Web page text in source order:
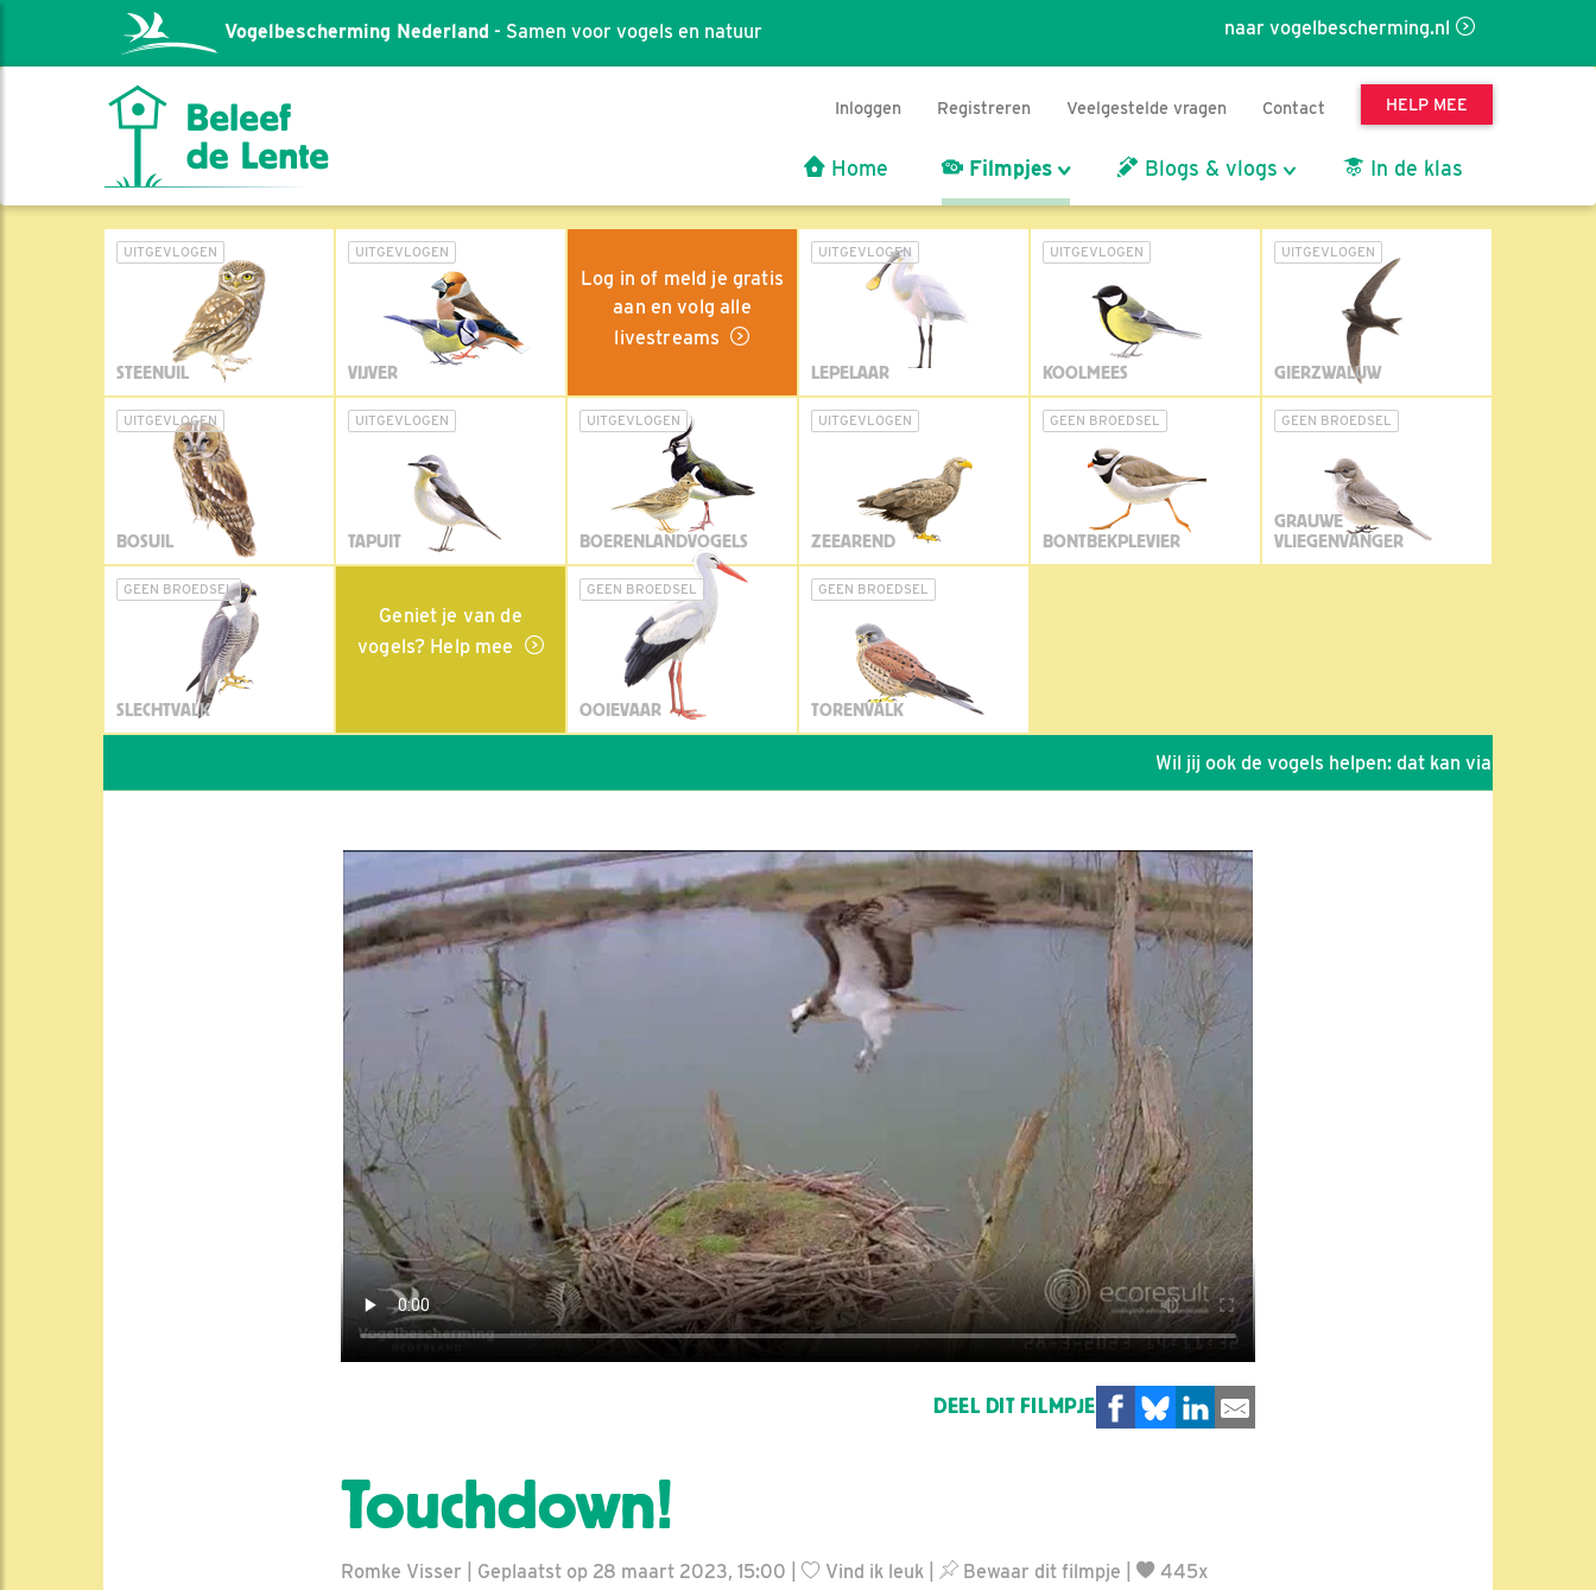
naar vogelbescherming.nl
Vogelbescherming Nederland - Samen voor vogels en natuur
Inloggen Registreren Veelgestelde vragen Contact HELP MEE
Home Filmpjes Blogs & vlogs In de klas
UITGEVLOGEN
STEENUIL
UITGEVLOGEN
VIJVER
Log in of meld je gratis
aan en volg alle
livestreams
UITGEVLOGEN
LEPELAAR
UITGEVLOGEN
KOOLMEES
UITGEVLOGEN
GIERZWALUW
UITGEVLOGEN
BOSUIL
UITGEVLOGEN
TAPUIT
UITGEVLOGEN
BOERENLANDVOGELS
UITGEVLOGEN
ZEEAREND
GEEN BROEDSEL
BONTBEKPLEVIER
GEEN BROEDSEL
GRAUWE
VLIEGENVANGER
GEEN BROEDSEL
SLECHTVALK
Geniet je van de
vogels? Help mee
GEEN BROEDSEL
OOIEVAAR
GEEN BROEDSEL
TORENVALK
Wil jij ook de vogels helpen: dat kan via de link!
DEEL DIT FILMPJE
Touchdown!
Romke Visser | Geplaatst op 28 maart 2023, 15:00 | Vind ik leuk Bewaar dit filmpje
445x